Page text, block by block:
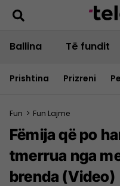
Ballina Të fundit
Prishtina Prizreni
Fun > Fun Lajme
Fëmija që po
tmerrua nga
brenda (Video)